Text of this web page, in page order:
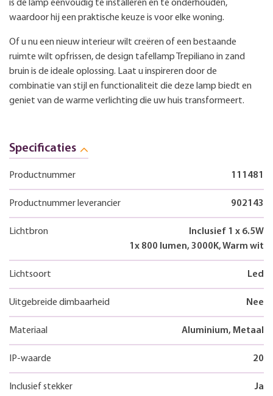
is de lamp eenvoudig te installeren en te onderhouden,
waardoor hij een praktische keuze is voor elke woning.
Of u nu een nieuw interieur wilt creëren of een bestaande
ruimte wilt opfrissen, de design tafellamp Trepiliano in zand
bruin is de ideale oplossing. Laat u inspireren door de
combinatie van stijl en functionaliteit die deze lamp biedt en
geniet van de warme verlichting die uw huis transformeert.
Specificaties
Productnummer 111481
Productnummer leverancier 902143
Lichtbron
Inclusief 1 x 6.5W
1x 800 lumen, 3000K, Warm wit
Lichtsoort Led
Uitgebreide dimbaarheid Nee
Materiaal Aluminium, Metaal
IP-waarde 20
Inclusief stekker Ja